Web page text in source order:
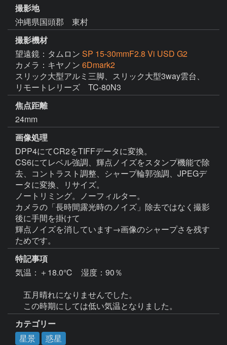
撮影地
沖縄県国頭郡 東村
撮影機材
望遠鏡：タムロン SP 15-30mmF2.8 Vi USD G2
カメラ：キヤノン 6Dmark2
スリック大型アルミ三脚、スリック大型3way雲台、
リモートレリーズ　TC-80N3
焦点距離
24mm
画像処理
DPP4にてCR2をTIFFデータに変換。
CS6にてレベル強調、輝点ノイズをスタンプ機能で除
去、コントラスト調整、シャープ輪郭強調、JPEGデ
ータに変換、リサイズ。
ノートリミング。ノーフィルター。
カメラの「長時間露光時のノイズ」除去ではなく撮影
後に手間を掛けて
輝点ノイズを消しています→画像のシャープさを残す
ためです。
特記事項
気温：＋18.0℃　湿度：90％
五月晴れになりませんでした。
カテゴリー
星景
惑星